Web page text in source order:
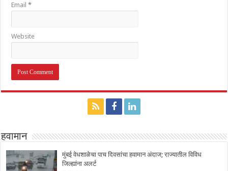
Email*
Website
हवामान
मुंबई वेधशाळेचा पाच दिवसांचा हवामान अंदाज; राज्यातील विविध
जिल्ह्यांना अलर्ट